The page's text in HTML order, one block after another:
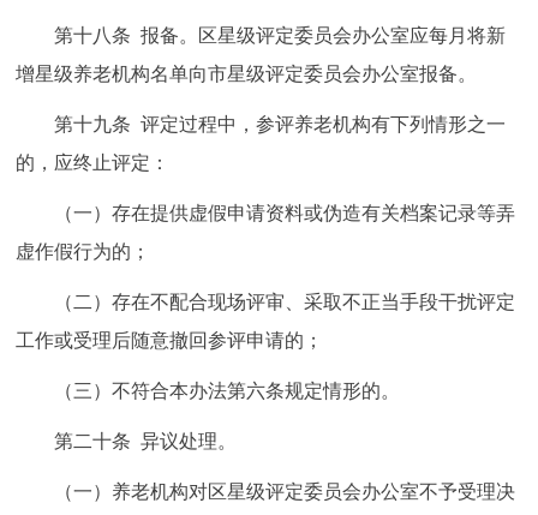
第十八条 报备。区星级评定委员会办公室应每月将新
增星级养老机构名单向市星级评定委员会办公室报备。
第十九条 评定过程中，参评养老机构有下列情形之一
的，应终止评定：
（一）存在提供虚假申请资料或伪造有关档案记录等弄
虚作假行为的；
（二）存在不配合现场评审、采取不正当手段干扰评定
工作或受理后随意撤回参评申请的；
（三）不符合本办法第六条规定情形的。
第二十条 异议处理。
（一）养老机构对区星级评定委员会办公室不予受理决